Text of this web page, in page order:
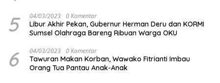
5 04/03/2023 0 Komentar
Libur Akhir Pekan, Gubernur Herman Deru dan KORMI
Sumsel Olahraga Bareng Ribuan Warga OKU
6 04/03/2023 0 Komentar
Tawuran Makan Korban, Wawako Fitrianti Imbau
Orang Tua Pantau Anak-Anak